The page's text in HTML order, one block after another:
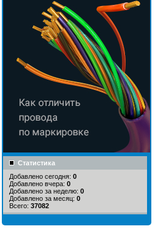
Статистика
Добавлено сегодня: 0
Добавлено вчера: 0
Добавлено за неделю: 0
Добавлено за месяц: 0
Всего: 37082